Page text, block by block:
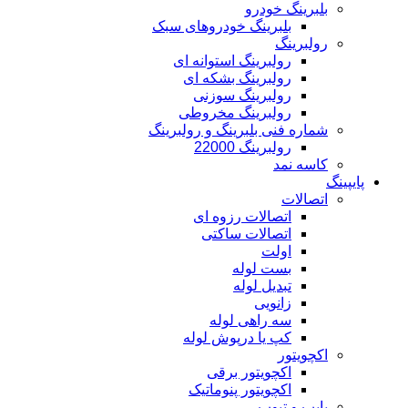
بلبرینگ خودرو
بلبرینگ خودروهای سبک
رولبرینگ
رولبرینگ استوانه ای
رولبرینگ بشکه ای
رولبرینگ سوزنی
رولبرینگ مخروطی
شماره فنی بلبرینگ و رولبرینگ
رولبرینگ 22000
کاسه نمد
پایپینگ
اتصالات
اتصالات رزوه ای
اتصالات ساکتی
اولت
بست لوله
تبدیل لوله
زانویی
سه راهی لوله
کپ یا درپوش لوله
اکچویتور
اکچویتور برقی
اکچویتور پنوماتیک